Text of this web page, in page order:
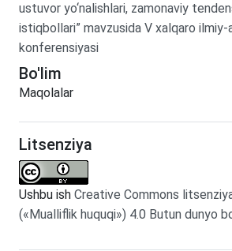
ustuvor yo‘nalishlari, zamonaviy
istiqbollari” mavzusida V xalqaro ilmiy-
konferensiyasi
Bo'lim
Maqolalar
Litsenziya
Ushbu ish Creative Commons
(«Mualliflik huquqi») 4.0 Butun dunyo